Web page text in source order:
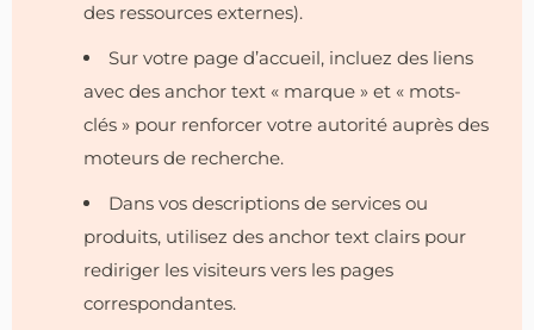
des ressources externes).
Sur votre page d’accueil, incluez des liens
avec des anchor text « marque » et « mots-
clés » pour renforcer votre autorité auprès des
moteurs de recherche.
Dans vos descriptions de services ou
produits, utilisez des anchor text clairs pour
rediriger les visiteurs vers les pages
correspondantes.